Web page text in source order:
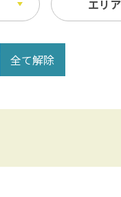
エリ
全て解除